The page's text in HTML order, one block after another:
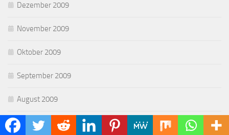
Dezember 2009
November 2009
Oktober 2009
September 2009
August 2009
Juli 2009